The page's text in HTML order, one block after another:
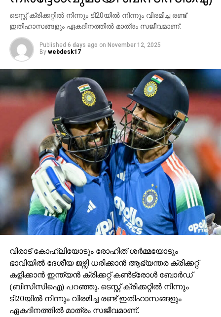
അശ്വിനുമാണ് ബുമ്രയുടെ മുന്നിലുള്ളവര്‍.
ടെസ്റ്റ് ക്രിക്കറ്റില്‍ നിന്നും ടി20യില്‍ നിന്നും വിരമിച്ച രണ്ട്
ഇതിഹാസങ്ങളും ഏകദിനത്തില്‍ മാത്രം സജീവമാണ്.
Published 6 days ago on November 12, 2025
By webdesk17
വിരാട് കോഹ്ലിയോടും രോഹിത് ശര്‍മ്മയോടും
ഭാവിയില്‍ ദേശീയ ജഴ്സി ധരിക്കാന്‍ ആഭ്യന്തര ക്രിക്കറ്റ്
കളിക്കാന്‍ ഇന്ത്യന്‍ ക്രിക്കറ്റ് കണ്‍ട്രോള്‍ ബോര്‍ഡ്
(ബിസിസിഐ) പറഞ്ഞു. ടെസ്റ്റ് ക്രിക്കറ്റില്‍ നിന്നും
ടി20യില്‍ നിന്നും വിരമിച്ച രണ്ട് ഇതിഹാസങ്ങളും
ഏകദിനത്തില്‍ മാത്രം സജീവമാണ്.